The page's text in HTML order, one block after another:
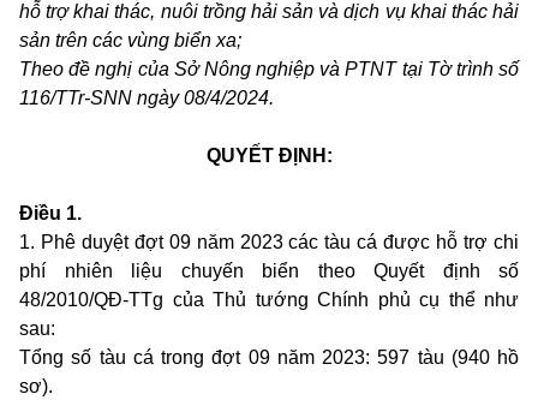
hỗ trợ khai thác, nuôi trồng hải sản và dịch vụ khai thác hải
sản trên các vùng biển xa;
Theo đề nghị của Sở Nông nghiệp và PTNT tại Tờ trình số
116/TTr-SNN ngày 08/4/2024.
QUYẾT ĐỊNH:
Điều 1.
1. Phê duyệt đợt 09 năm 2023 các tàu cá được hỗ trợ chi
phí nhiên liệu chuyến biển theo Quyết định số
48/2010/QĐ-TTg của Thủ tướng Chính phủ cụ thể như
sau:
Tổng số tàu cá trong đợt 09 năm 2023: 597 tàu (940 hồ
sơ).